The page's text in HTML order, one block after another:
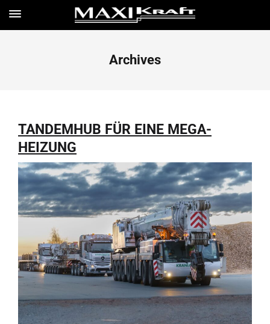
Archives
TANDEMHUB FÜR EINE MEGA-
HEIZUNG